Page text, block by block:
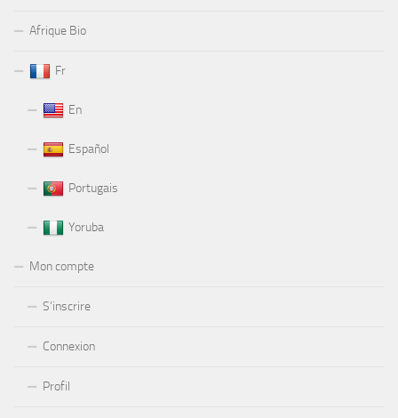
Afrique Bio
Fr
En
Español
Portugais
Yoruba
Mon compte
S’inscrire
Connexion
Profil